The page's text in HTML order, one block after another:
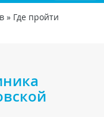
» Где пройти